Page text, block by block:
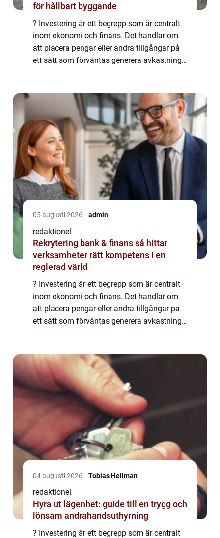
för hållbart byggande
? Investering är ett begrepp som är centralt
inom ekonomi och finans. Det handlar om
att placera pengar eller andra tillgångar på
ett sätt som förväntas generera avkastning
05 augusti 2026 admin
redaktionel
Rekrytering bank & finans så hittar
verksamheter rätt kompetens i en
reglerad värld
? Investering är ett begrepp som är centralt
inom ekonomi och finans. Det handlar om
att placera pengar eller andra tillgångar på
ett sätt som förväntas generera avkastning
04 augusti 2026 Tobias Hellman
redaktionel
Hyra ut lägenhet: guide till en trygg och
lönsam andrahandsuthyrning
? Investering är ett begrepp som är centralt